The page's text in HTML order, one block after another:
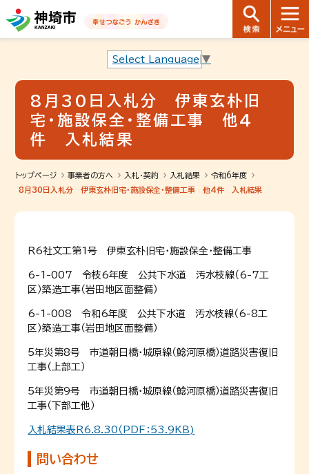
音声読み上げ用ナビゲーションです。
本文へ移動します
ページ最後（フッター）へ移動します
音声読み上げ用ナビゲーションはここまでです。
Select Language ▼
8月30日入札分 伊東玄朴旧
宅・施設保全・整備工事 他4
件 入札結果
トップページ 事業者の方へ 入札・契約 入札結果
令和6年度
8月30日入札分 伊東玄朴旧宅・施設保全・整備工事 他4件 入札結果
Ｒ6社文工第1号 伊東玄朴旧宅・施設保全・整備工事
6-1-007 令枝6年度 公共下水道 汚水枝線（6-7工
区）築造工事（岩田地区面整備）
6-1-008 令和6年度 公共下水道 汚水枝線（6-8工
区）築造工事（岩田地区面整備）
5年災第8号 市道朝日橋・城原線（鯰河原橋）道路災害復旧
工事（上部工）
5年災第9号 市道朝日橋・城原線（鯰河原橋）道路災害復旧
工事（下部工他）
入札結果表Ｒ6.8.30（PDF：53.9KB)
問い合わせ